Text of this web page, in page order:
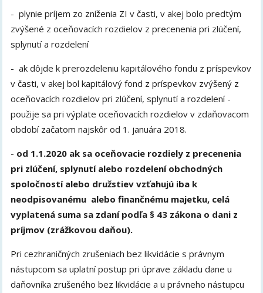
- plynie príjem zo zníženia ZI v časti, v akej bolo predtým
zvýšené z oceňovacích rozdielov z precenenia pri zlúčení,
splynutí a rozdelení
- ak dôjde k prerozdeleniu kapitálového fondu z príspevkov
v časti, v akej bol kapitálový fond z príspevkov zvýšený z
oceňovacích rozdielov pri zlúčení, splynutí a rozdelení -
použije sa pri výplate oceňovacích rozdielov v zdaňovacom
období začatom najskôr od 1. januára 2018.
- od 1.1.2020 ak sa oceňovacie rozdiely z precenenia
pri zlúčení, splynutí alebo rozdelení obchodných
spoločností alebo družstiev vzťahujú iba k
neodpisovanému alebo finančnému majetku, celá
vyplatená suma sa zdaní podľa § 43 zákona o dani z
príjmov (zrážkovou daňou).
Pri cezhraničných zrušeniach bez likvidácie s právnym
nástupcom sa uplatní postup pri úprave základu dane u
daňovníka zrušeného bez likvidácie a u právneho nástupcu